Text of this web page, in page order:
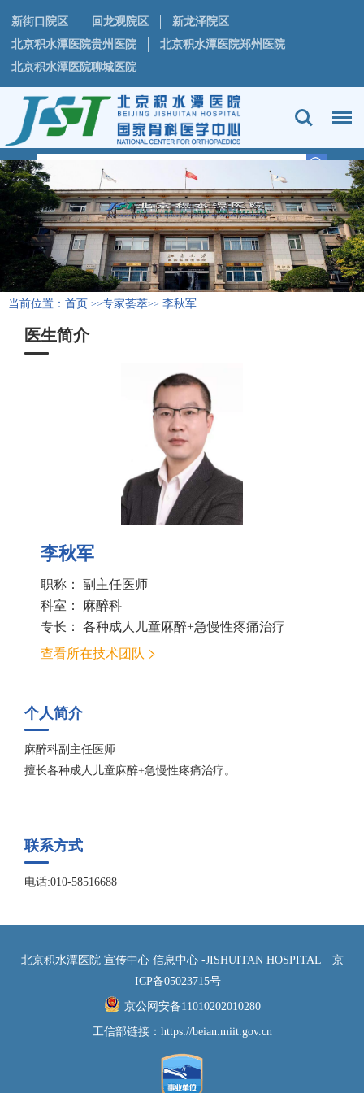
新街口院区 回龙观院区
新龙泽院区
北京积水潭医院贵州医院
北京积水潭医院郑州医院
北京积水潭医院聊城医院
当前位置： 首页 >>专家荟萃>> 李秋军
医生简介
李秋军
职称： 副主任医师
科室： 麻醉科
专长： 各种成人儿童麻醉+急慢性疼痛治疗
查看所在技术团队
个人简介
麻醉科副主任医师
擅长各种成人儿童麻醉+急慢性疼痛治疗。
联系方式
电话:010-58516688
北京积水潭医院 宣传中心 信息中心 -JISHUITAN HOSPITAL
京
ICP备05023715号
京公网安备11010202010280
工信部链接： https://beian.miit.gov.cn